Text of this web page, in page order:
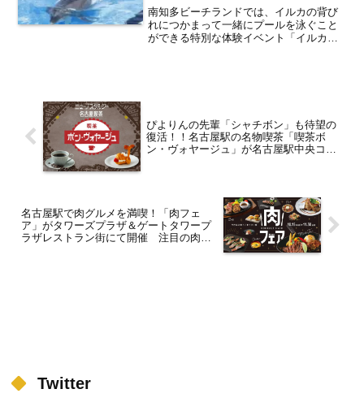
開催 2026年は開催日数を拡大 参
加方法は？【知多奥田】
南知多ビーチランドでは、イルカの背び
れにつかまって一緒にプールを泳ぐこと
ができる特別な体験イベント「イルカと
ぴよりんの先輩「シャチボン」も待望の
復活！！名古屋駅の名物喫茶「喫茶ボ
ン・ヴォヤージュ」が名古屋駅中央コン
名古屋駅で肉グルメを満喫！「肉フェ
ア」がタワーズプラザ＆ゲートタワープ
ラザレストラン街にて開催 注目の肉グ
Twitter